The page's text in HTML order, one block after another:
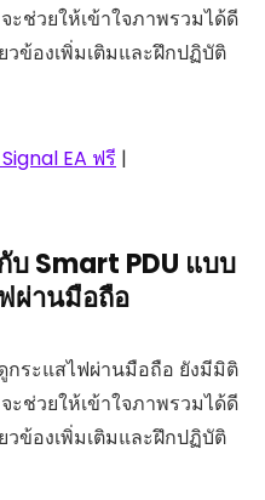
ะช่วยให้เข้าใจภาพรวมได้ดี
ข้องเพิ่มเติมและฝึกปฏิบัติ
EA ฟรี |
บ Smart PDU แบบ
ผ่านมือถือ
กระแสไฟผ่านมือถือ ยังมีมิติ
ะช่วยให้เข้าใจภาพรวมได้ดี
ข้องเพิ่มเติมและฝึกปฏิบัติ